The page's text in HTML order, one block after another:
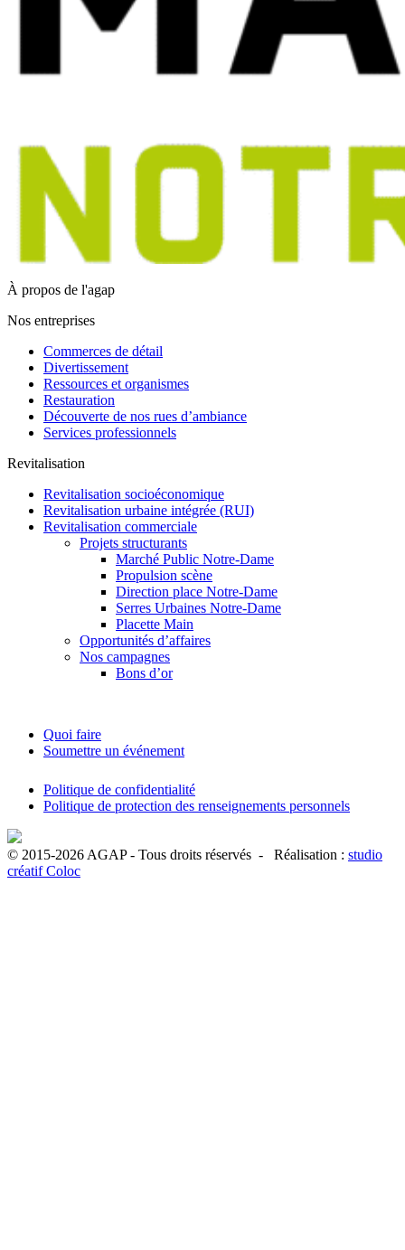
À propos de l'agap
Nos entreprises
Commerces de détail
Divertissement
Ressources et organismes
Restauration
Découverte de nos rues d’ambiance
Services professionnels
Revitalisation
Revitalisation socioéconomique
Revitalisation urbaine intégrée (RUI)
Revitalisation commerciale
Projets structurants
Marché Public Notre-Dame
Propulsion scène
Direction place Notre-Dame
Serres Urbaines Notre-Dame
Placette Main
Opportunités d’affaires
Nos campagnes
Bons d’or
Quoi faire
Soumettre un événement
Politique de confidentialité
Politique de protection des renseignements personnels
© 2015-2026 AGAP - Tous droits réservés - Réalisation : studio
créatif Coloc